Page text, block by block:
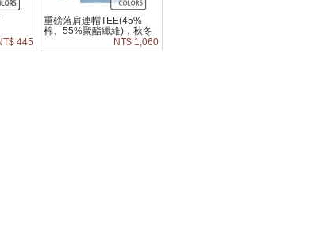
445
重磅落肩連帽TEE(45%
棉、55%聚酯纖維)，秋冬
必備單品。 寬鬆落肩版
型，男女皆可輕鬆駕馭，穿
NT$ 1,060